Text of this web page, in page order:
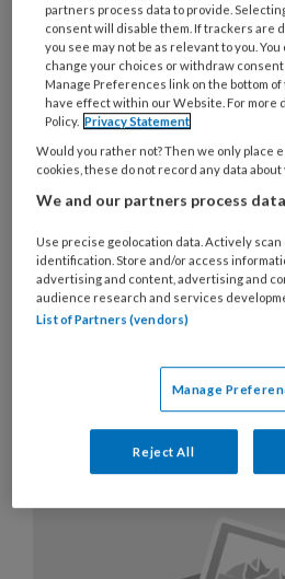
Verdieping
Branche
Omgaan met cliënten
PR
Praktijkvoering
Samenwerking
Wet- en regelgeving
Artikelen over
11 OKTOBER 2017 ONDERNEMEN
partners process data to provide.
consent will disable them. If trackers are
you see may not be as relevant to you.
change your choices or withdraw
Manage Preferences link on the bottom
have effect within our Website. For more
Policy. Privacy Statement
Would you rather not? Then we only place
cookies, these do not record any data about
We and our partners process
Use precise geolocation data. Actively
identification. Store and/or access
advertising and content, advertising and
audience research and services
List of Partners (vendors)
Manage
Reject All